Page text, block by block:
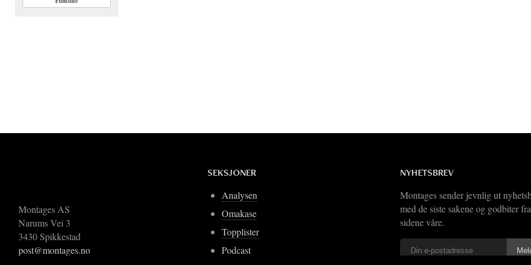
Montages AS
Narums Vei 3
3430 Spikkestad
post@montages.no
SEKSJONER
Analysen
Omakase
Topplister
Podcast
NYHETSBREV
Montages sender jevnlig ut
med de siste sakene og godbiter fra
sidene våre.